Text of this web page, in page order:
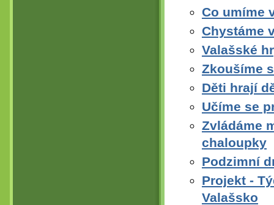
Co umíme
Chystáme
Valašské
Zkoušíme
Děti hrají
Učíme se
Zvládáme
chaloupky
Podzimní
Projekt -
Valašsko